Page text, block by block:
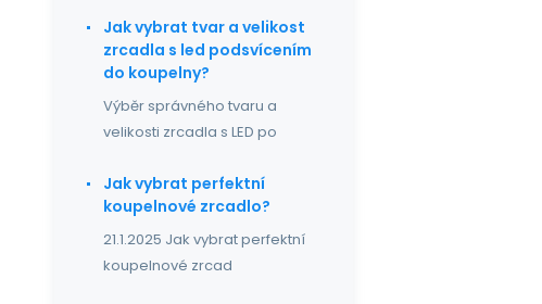
Jak vybrat tvar a velikost
zrcadla s led podsvícením
do koupelny?
Výběr správného tvaru a
velikosti zrcadla s LED po
Jak vybrat perfektní
koupelnové zrcadlo?
21.1.2025 Jak vybrat perfektní
koupelnové zrcad